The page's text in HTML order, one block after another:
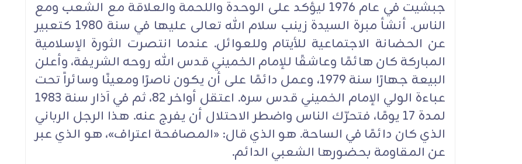
جبشيت في ‏عام 1976 ليؤكد على الوحدة واللحمة والعلاقة مع ‏الشعب ومع
الناس. أنشأ مبرة السيدة زينب سلام الله ‏تعالى عليها في سنة 1980 كتعبير
عن الحضانة الاجتماعية للأيتام ‏وللعوائل. عندما انتصرت الثورة ‏الإسلامية
المباركة كان هائمًا وعاشقًا للإمام الخميني قدس الله روحه الشريفة، وأعلن
‏البيعة جهارًا سنة ‏‏1979، وعمل دائمًا على أن يكون ناصرًا ومعينًا وسائراً تحت
عباءة الولي الإمام الخميني قدس سره. ‏‏اعتقل أواخر 82، ثم في آذار سنة 1983
لمدة 17 يومًا، فتحرّك الناس واضطر الاحتلال أن يفرج ‏عنه. هذا الرجل الرباني
‏الذي كان دائمًا في الساحة. هو الذي قال: «المصافحة اعتراف»، هو الذي عبر
‏عن المقاومة بحضورها الشعبي الدائم.‏